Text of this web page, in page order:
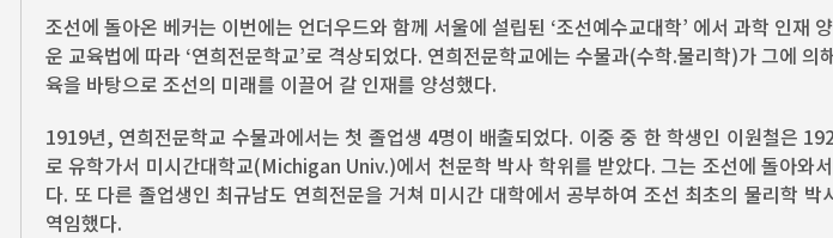
조선에 돌아온 베커는 이번에는 언더우드와 함께 서울에 설립된 ‘조선예수교대학’ 에서 과학 인재
운 교육법에 따라 ‘연희전문학교’로 격상되었다. 연희전문학교에는 수물과(수학.물리학)가 그에
육을 바탕으로 조선의 미래를 이끌어 갈 인재를 양성했다.
1919년, 연희전문학교 수물과에서는 첫 졸업생 4명이 배출되었다. 이중 중 한 학생인 이원철은
로 유학가서 미시간대학교(Michigan Univ.)에서 천문학 박사 학위를 받았다. 그는 조선에 돌아와
다. 또 다른 졸업생인 최규남도 연희전문을 거쳐 미시간 대학에서 공부하여 조선 최초의 물리학
역임했다.